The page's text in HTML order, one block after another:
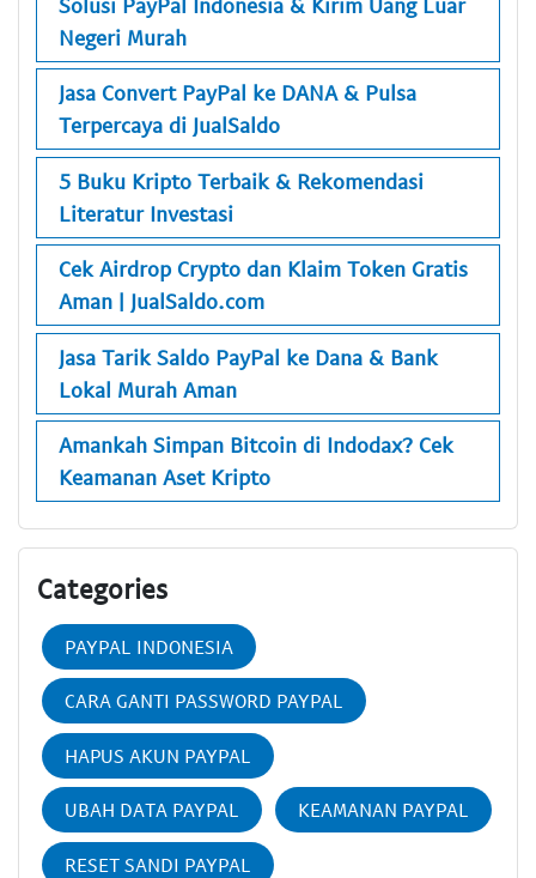
Negeri Murah
Jasa Convert PayPal ke DANA & Pulsa
Terpercaya di JualSaldo
5 Buku Kripto Terbaik & Rekomendasi
Literatur Investasi
Cek Airdrop Crypto dan Klaim Token Gratis
Aman | JualSaldo.com
Jasa Tarik Saldo PayPal ke Dana & Bank
Lokal Murah Aman
Amankah Simpan Bitcoin di Indodax? Cek
Keamanan Aset Kripto
Categories
PAYPAL INDONESIA
CARA GANTI PASSWORD PAYPAL
HAPUS AKUN PAYPAL
UBAH DATA PAYPAL KEAMANAN PAYPAL
RESET SANDI PAYPAL